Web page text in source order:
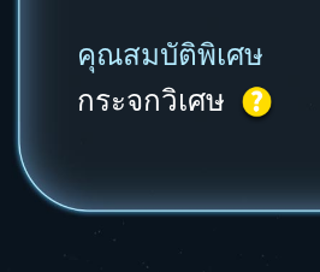
คุณสมบัติพิเศษ
กระจกวิเศษ